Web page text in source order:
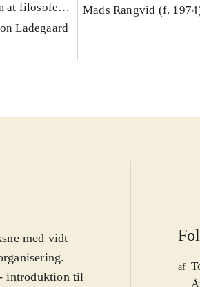
at filosofere
Ladegaard
Mads Rangvid (f.
med vidt
introduktion til
af